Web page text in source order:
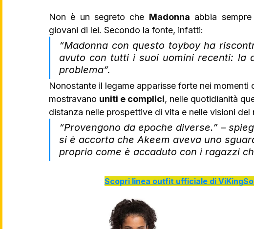
Non è un segreto che Madonna abbia
giovani di lei. Secondo la fonte, infatti:
“Madonna con questo toyboy ha
avuto con tutti i suoi uomini recenti: la
problema”.
Nonostante il legame apparisse forte nei
mostravano uniti e complici, nelle quotidianità
distanza nelle prospettive di vita e nelle visioni del
“Provengono da epoche diverse.” –
si è accorta che Akeem aveva uno
proprio come è accaduto con i ragazzi
Scopri linea outfit ufficiale di